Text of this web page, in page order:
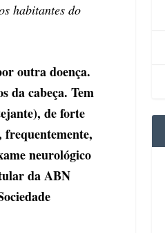
habitantes do
outra doença.
da cabeça. Tem
de forte
frequentemente,
neurológico
da ABN